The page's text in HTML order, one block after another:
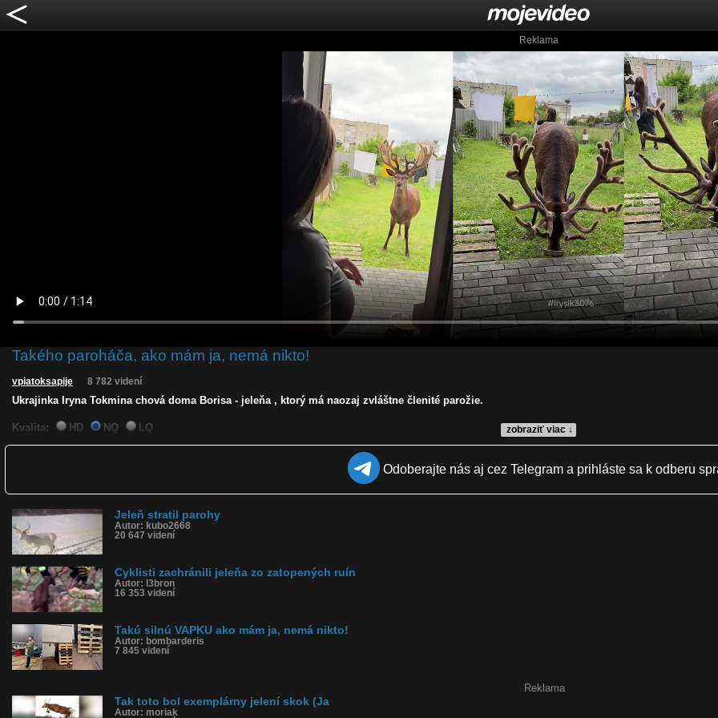
Reklama
Takého paroháča, ako mám ja, nemá nikto!
zobraziť viac ↓
vpiatoksapije 8 782 videní
Ukrajinka Iryna Tokmina chová doma Borisa - jeleňa , ktorý má naozaj zvláštne členité parožie.
Kvalita: HD NQ
LQ
Komentárov: 9
Kategória: zvieratká
Tagy: jeleň, parohy, kŕmi jeleňa, kŕmi jelene, parožie, ukrajina
História sledovanosti videa:
Odoberajte nás aj cez Telegram a prihláste sa k odberu
Jeleň stratil parohy
Autor: kubo2668
20 647 videní
Cyklisti zachránili jeleňa zo zatopených ruín
Autor: l3bron
16 353 videní
Takú silnú VAPKU ako mám ja, nemá nikto!
Autor: bombarderis
7 845 videní
Reklama
Tak toto bol exemplárny jelení skok (Ja
Autor: moriak